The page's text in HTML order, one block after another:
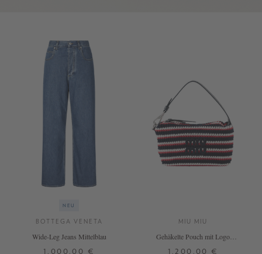
NEU
BOTTEGA VENETA
Wide-Leg Jeans Mittelblau
1.000,00 €
MIU MIU
Gehäkelte Pouch mit Logo
1.200,00 €